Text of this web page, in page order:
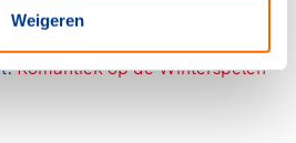
Weigeren
Romantiek op de Winterspelen